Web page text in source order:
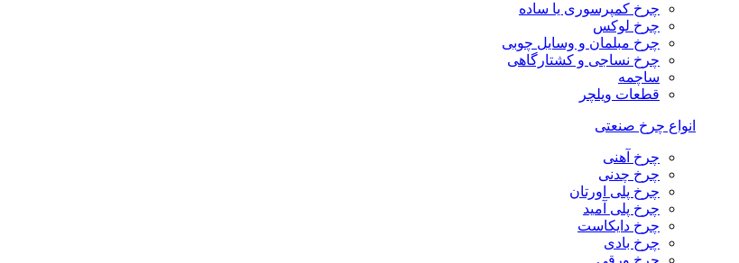
چرخ کمپرسوری یا ساده
چرخ لوکس
چرخ مبلمان و وسایل چوبی
چرخ نساجی و کشتارگاهی
ساچمه
قطعات ویلچر
انواع چرخ صنعتی
چرخ آهنی
چرخ چدنی
چرخ پلی اورتان
چرخ پلی آمید
چرخ دایکاست
چرخ بادی
چرخ ورقی